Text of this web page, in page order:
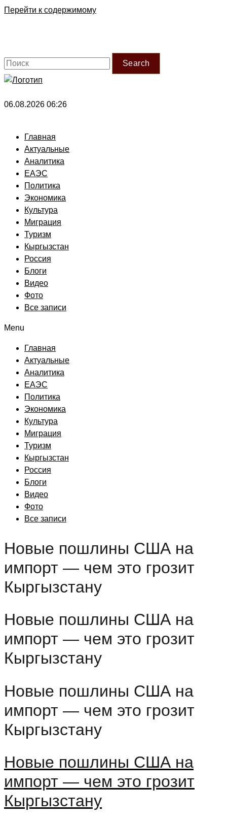
Перейти к содержимому
Search
06.08.2026 06:26
Главная
Актуальные
Аналитика
ЕАЭС
Политика
Экономика
Культура
Миграция
Туризм
Кыргызстан
Россия
Блоги
Видео
Фото
Все записи
Menu
Главная
Актуальные
Аналитика
ЕАЭС
Политика
Экономика
Культура
Миграция
Туризм
Кыргызстан
Россия
Блоги
Видео
Фото
Все записи
Новые пошлины США на
импорт — чем это грозит
Кыргызстану
Новые пошлины США на
импорт — чем это грозит
Кыргызстану
Новые пошлины США на
импорт — чем это грозит
Кыргызстану
Новые пошлины США на
импорт — чем это грозит
Кыргызстану